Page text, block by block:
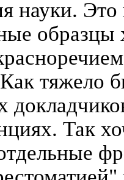
науки.
образцы
тяжело
Так